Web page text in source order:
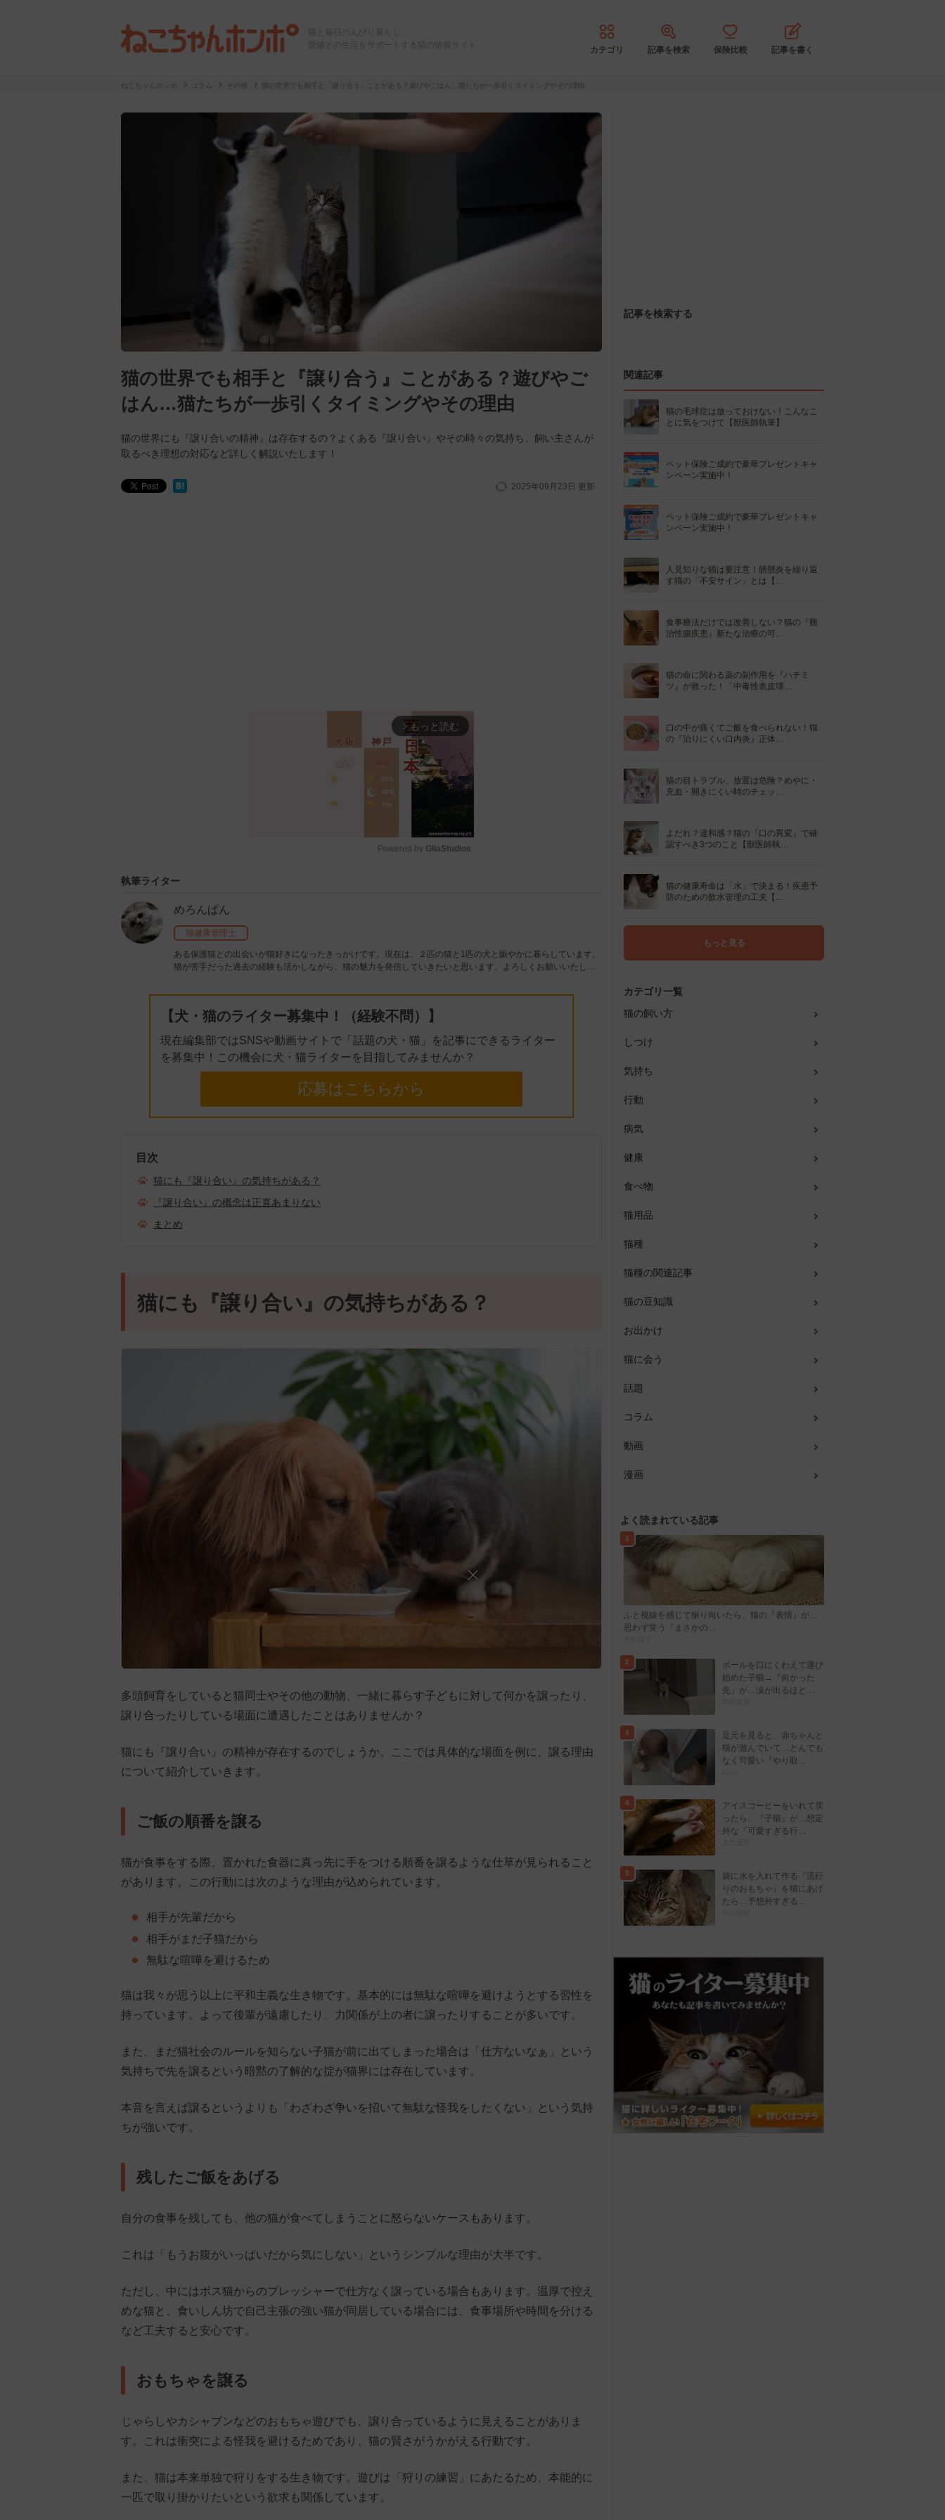
猫と毎日のんびり暮らし。
愛猫との生活をサポートする猫の情報サイト
カテゴリ 記事を検索 保険比較 記事を書く
ねこちゃんホンポ コラム その他 猫の世界でも相手と『譲り合う』ことがある？遊びやごはん…猫たちが一歩引くタイミングやその理由
猫の世界でも相手と『譲り合う』ことがある？遊びやご
はん…猫たちが一歩引くタイミングやその理由
猫の世界にも『譲り合いの精神』は存在するの？よくある『譲り合い』やその時々の気持ち、飼い主さんが
取るべき理想の対応など詳しく解説いたします！
2025年09月23日 更新
arrow_forward_ios もっと読む
Powered by GliaStudios
執筆ライター
めろんぱん
猫健康管理士
ある保護猫との出会いが猫好きになったきっかけです。現在は、２匹の猫と1匹の犬と賑やかに暮らしています。
猫が苦手だった過去の経験も活かしながら、猫の魅力を発信していきたいと思います。よろしくお願いいたし…
【犬・猫のライター募集中！（経験不問）】
現在編集部ではSNSや動画サイトで「話題の犬・猫」を記事にできるライター
を募集中！この機会に犬・猫ライターを目指してみませんか？
応募はこちらから
目次
猫にも『譲り合い』の気持ちがある？
『譲り合い』の概念は正直あまりない
まとめ
猫にも『譲り合い』の気持ちがある？
多頭飼育をしていると猫同士やその他の動物、一緒に暮らす子どもに対して何かを譲ったり、
譲り合ったりしている場面に遭遇したことはありませんか？
猫にも『譲り合い』の精神が存在するのでしょうか。ここでは具体的な場面を例に、譲る理由
について紹介していきます。
ご飯の順番を譲る
猫が食事をする際、置かれた食器に真っ先に手をつける順番を譲るような仕草が見られること
があります。この行動には次のような理由が込められています。
相手が先輩だから
相手がまだ子猫だから
無駄な喧嘩を避けるため
猫は我々が思う以上に平和主義な生き物です。基本的には無駄な喧嘩を避けようとする習性を
持っています。よって後輩が遠慮したり、力関係が上の者に譲ったりすることが多いです。
また、まだ猫社会のルールを知らない子猫が前に出てしまった場合は「仕方ないなぁ」という
気持ちで先を譲るという暗黙の了解的な掟が猫界には存在しています。
本音を言えば譲るというよりも「わざわざ争いを招いて無駄な怪我をしたくない」という気持
ちが強いです。
残したご飯をあげる
自分の食事を残しても、他の猫が食べてしまうことに怒らないケースもあります。
これは「もうお腹がいっぱいだから気にしない」というシンプルな理由が大半です。
ただし、中にはボス猫からのプレッシャーで仕方なく譲っている場合もあります。温厚で控え
めな猫と、食いしん坊で自己主張の強い猫が同居している場合には、食事場所や時間を分ける
など工夫すると安心です。
おもちゃを譲る
じゃらしやカシャブンなどのおもちゃ遊びでも、譲り合っているように見えることがありま
す。これは衝突による怪我を避けるためであり、猫の賢さがうかがえる行動です。
また、猫は本来単独で狩りをする生き物です。遊びは「狩りの練習」にあたるため、本能的に
一匹で取り掛かりたいという欲求も関係しています。
記事を検索する
関連記事
猫の毛球症は放っておけない！こんなこ
とに気をつけて【獣医師執筆】
ペット保険ご成約で豪華プレゼントキャ
ンペーン実施中！
ペット保険ご成約で豪華プレゼントキャ
ンペーン実施中！
人見知りな猫は要注意！膀胱炎を繰り返
す猫の「不安サイン」とは【…
食事療法だけでは改善しない？猫の『難
治性腸疾患』新たな治療の可…
猫の命に関わる薬の副作用を『ハチミ
ツ』が救った！「中毒性表皮壊…
口の中が痛くてご飯を食べられない！猫
の『治りにくい口内炎』正体…
猫の目トラブル、放置は危険？めやに・
充血・開きにくい時のチェッ…
よだれ？違和感？猫の『口の異変』で確
認すべき3つのこと【獣医師執…
猫の健康寿命は「水」で決まる！疾患予
防のための飲水管理の工夫【…
もっと見る
カテゴリ一覧
猫の飼い方
しつけ
気持ち
行動
病気
健康
食べ物
猫用品
猫種
猫種の関連記事
猫の豆知識
お出かけ
猫に会う
話題
コラム
動画
漫画
よく読まれている記事
1
ふと視線を感じて振り向いたら、猫の『表情』が…
思わず笑う『まさかの…
2
ボールを口にくわえて運び
始めた子猫→『向かった
先』が…涙が出るほど…
3
足元を見ると、赤ちゃんと
猫が遊んでいて…とんでも
なく可愛い『やり取…
4
アイスコーヒーをいれて戻
ったら、『子猫』が…想定
外な『可愛すぎる行…
5
袋に水を入れて作る『流行
りのおもちゃ』を猫にあげ
たら…予想外すぎる…